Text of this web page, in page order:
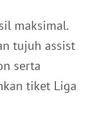
maksimal.
tujuh assist
serta
tiket Liga